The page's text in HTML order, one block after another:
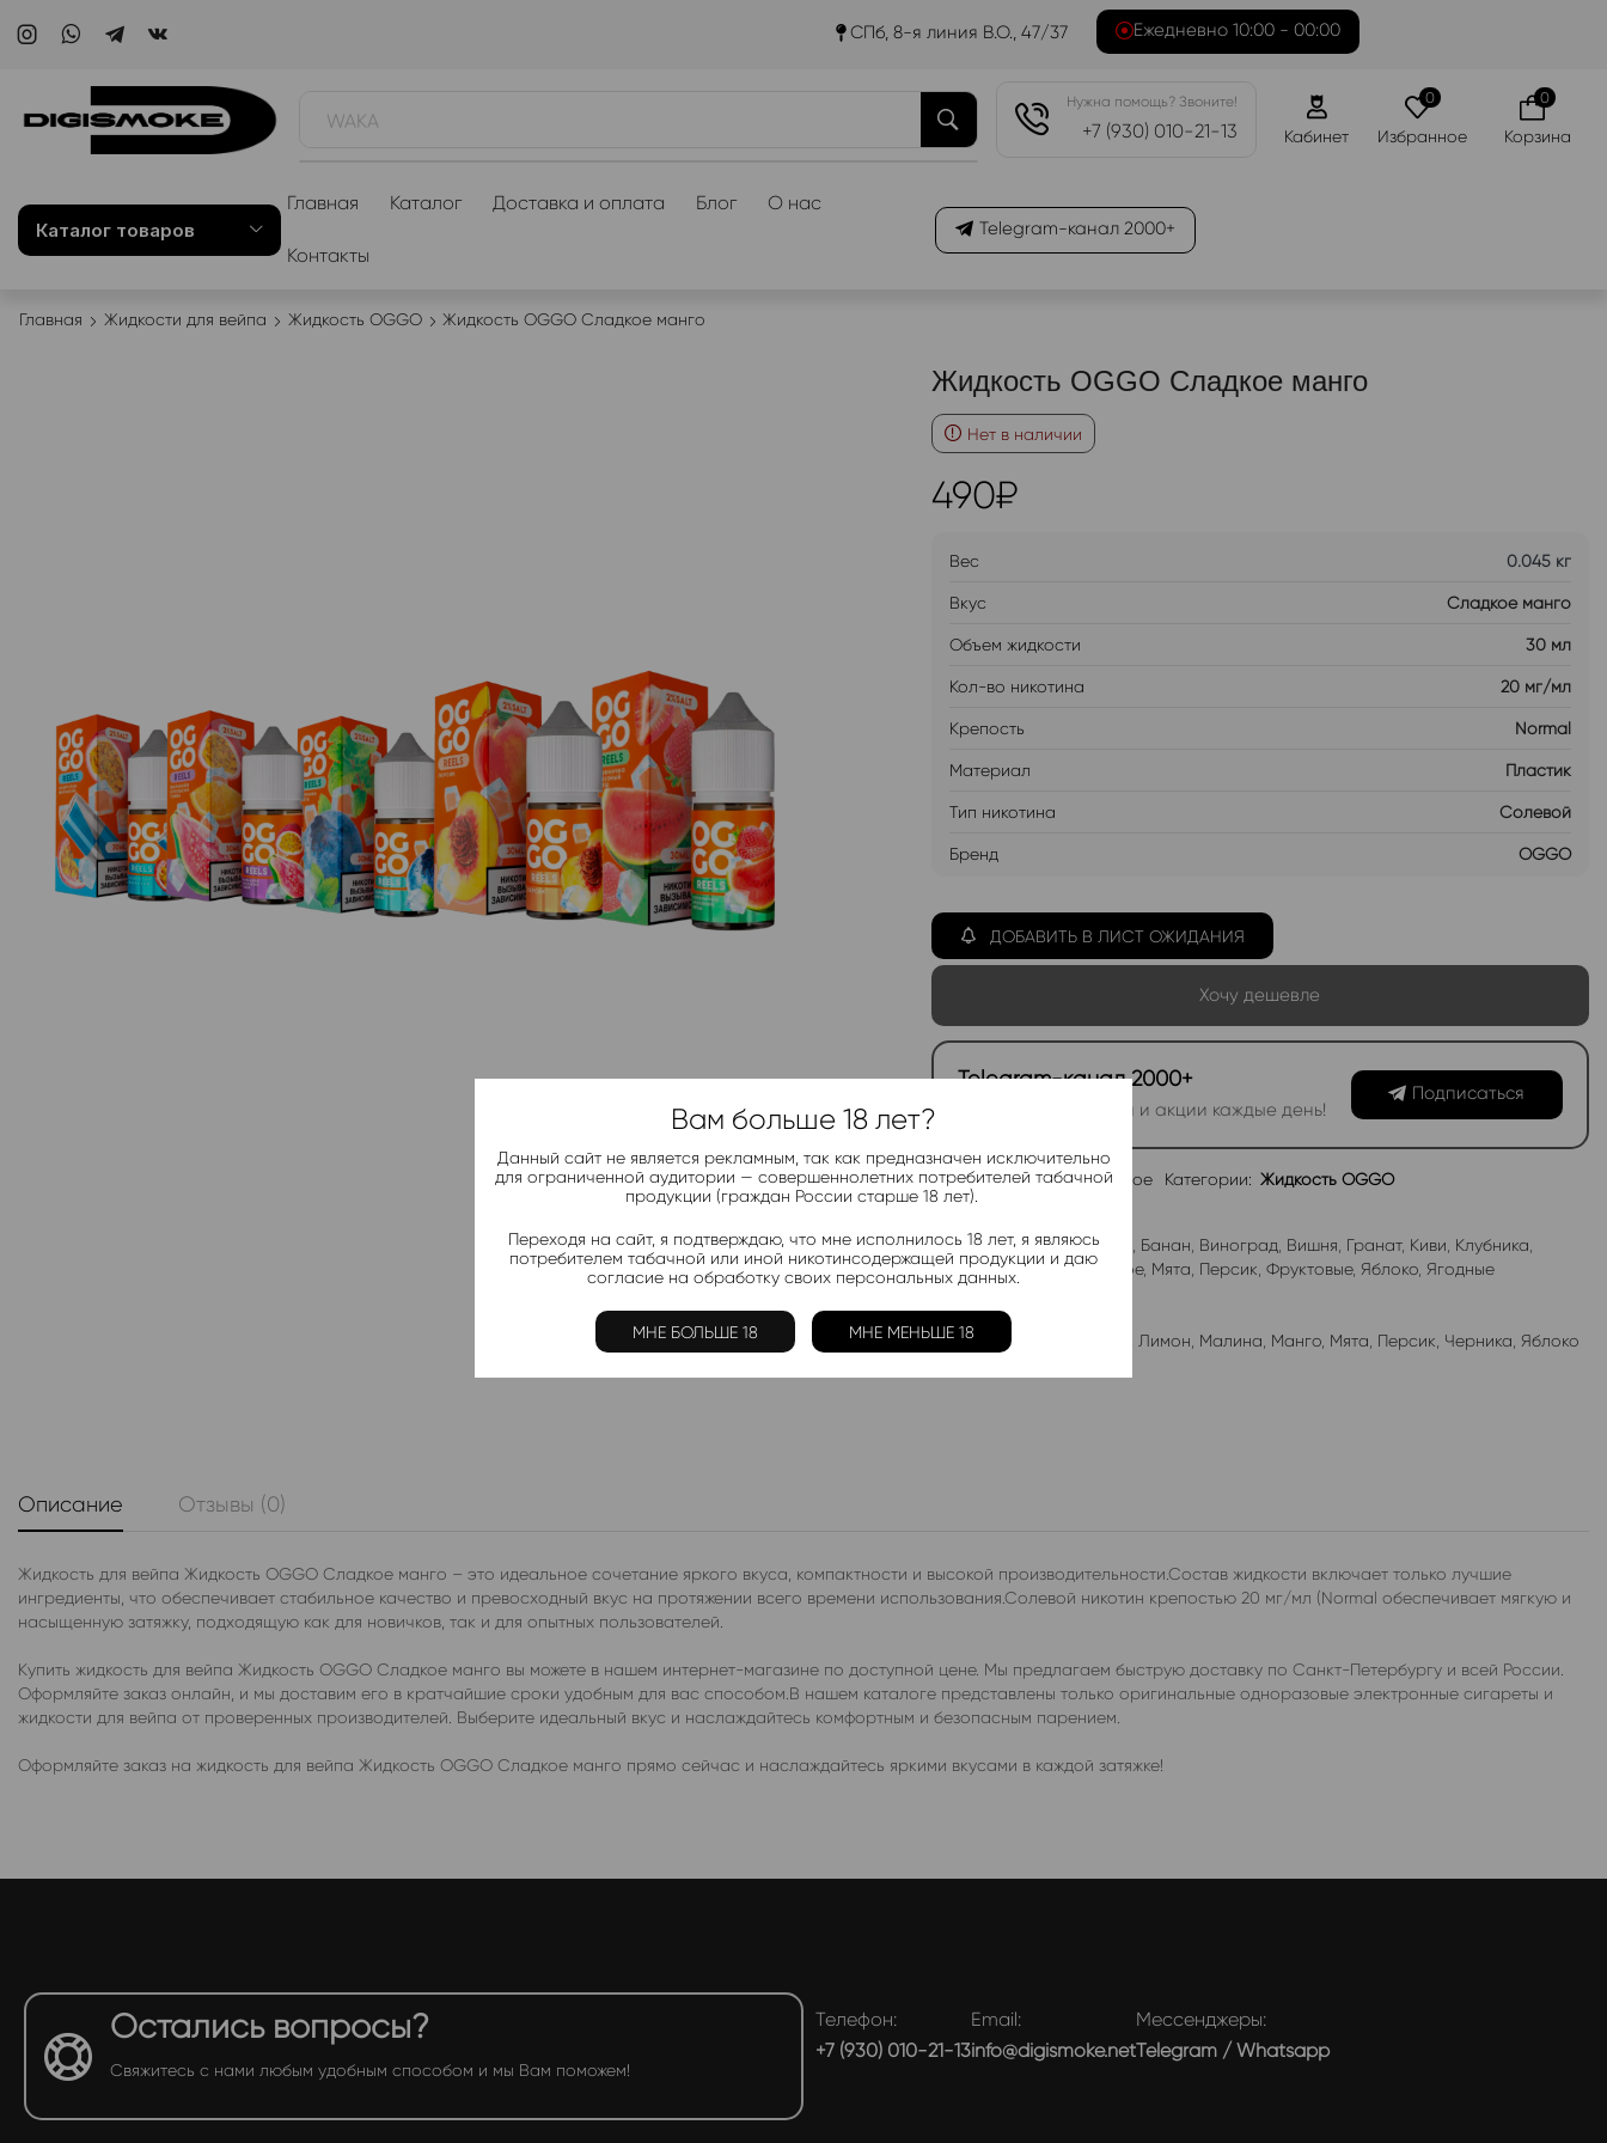
СПб, 8-я линия В.О., 47/37 Ежедневно 10:00 - 00:00
WAKA
Нужна помощь? Звоните!
+7 (930) 010-21-13 Кабинет
0
Избранное
0
Корзина
Каталог товаров
Главная Каталог Доставка и оплата Блог О нас
Контакты
Telegram-канал 2000+
Главная Жидкости для вейпа Жидкость OGGO Жидкость OGGO Сладкое манго
Жидкость OGGO Сладкое манго
Нет в наличии
490₽
Вес 0.045 кг
Вкус Сладкое манго
Объем жидкости 30 мл
Кол-во никотина 20 мг/мл
Крепость Normal
Материал Пластик
Тип никотина Солевой
Бренд OGGO
ДОБАВИТЬ В ЛИСТ ОЖИДАНИЯ
Хочу дешевле
Telegram-канал 2000+
Актуальные новинки и акции каждые день!
Подписаться
Добавить в избранное Категории: Жидкость OGGO
Ананас,Арбуз,Бабл-Гам Банан Виноград Вишня Гранат, Киви Клубника
Лимон,Манго, Мороженое, Мята Персик Фруктовые, Яблоко, Ягодные
Жидкости:
Ананас
Арбуз Лимон Малина Манго, Мята Персик Черника Яблоко
Описание Отзывы (0)
Жидкость для вейпа Жидкость OGGO Сладкое манго – это идеальное сочетание яркого вкуса, компактности и высокой производительности.Состав жидкости включает только лучшие
ингредиенты, что обеспечивает стабильное качество и превосходный вкус на протяжении всего времени использования.Солевой никотин крепостью 20 мг/мл (Normal обеспечивает мягкую и
насыщенную затяжку, подходящую как для новичков, так и для опытных пользователей.
Купить жидкость для вейпа Жидкость OGGO Сладкое манго вы можете в нашем интернет-магазине по доступной цене. Мы предлагаем быструю доставку по Санкт-Петербургу и всей России.
Оформляйте заказ онлайн, и мы доставим его в кратчайшие сроки удобным для вас способом.В нашем каталоге представлены только оригинальные одноразовые электронные сигареты и
жидкости для вейпа от проверенных производителей. Выберите идеальный вкус и наслаждайтесь комфортным и безопасным парением.
Оформляйте заказ на жидкость для вейпа Жидкость OGGO Сладкое манго прямо сейчас и наслаждайтесь яркими вкусами в каждой затяжке!
Остались вопросы?
Свяжитесь с нами любым удобным способом и мы Вам поможем!
Телефон:
+7 (930) 010-21-13
Email:
info@digismoke.net
Мессенджеры:
Telegram / Whatsapp
Вам больше 18 лет?
Данный сайт не является рекламным, так как предназначен исключительно
для ограниченной аудитории — совершеннолетних потребителей табачной
продукции (граждан России старше 18 лет).
Переходя на сайт, я подтверждаю, что мне исполнилось 18 лет, я являюсь
потребителем табачной или иной никотинсодержащей продукции и даю
согласие на обработку своих персональных данных.
МНЕ БОЛЬШЕ 18 МНЕ МЕНЬШЕ 18